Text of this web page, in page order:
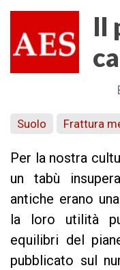
Il
Suolo Frattura
Per la nostra
un tabù
antiche erano
la loro utilità
equilibri del
pubblicato sul